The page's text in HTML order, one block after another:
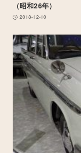
（昭和26年）
2018-12-10